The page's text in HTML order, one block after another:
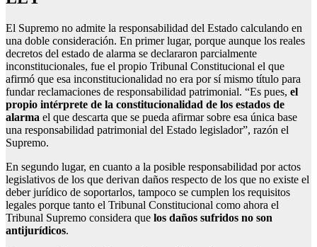
El Supremo no admite la responsabilidad del Estado calculando en
una doble consideración. En primer lugar, porque aunque los reales
decretos del estado de alarma se declararon parcialmente
inconstitucionales, fue el propio Tribunal Constitucional el que
afirmó que esa inconstitucionalidad no era por sí mismo título para
fundar reclamaciones de responsabilidad patrimonial. “Es pues, el
propio intérprete de la constitucionalidad de los estados de
alarma el que descarta que se pueda afirmar sobre esa única base
una responsabilidad patrimonial del Estado legislador”, razón el
Supremo.
En segundo lugar, en cuanto a la posible responsabilidad por actos
legislativos de los que derivan daños respecto de los que no existe el
deber jurídico de soportarlos, tampoco se cumplen los requisitos
legales porque tanto el Tribunal Constitucional como ahora el
Tribunal Supremo considera que los daños sufridos no son
antijurídicos.